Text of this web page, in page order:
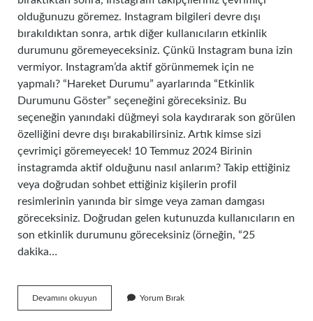
olduğunuzu göremez. Instagram bilgileri devre dışı
bırakıldıktan sonra, artık diğer kullanıcıların etkinlik
durumunu göremeyeceksiniz. Çünkü Instagram buna izin
vermiyor. Instagram’da aktif görünmemek için ne
yapmalı? “Hareket Durumu” ayarlarında “Etkinlik
Durumunu Göster” seçeneğini göreceksiniz. Bu
seçeneğin yanındaki düğmeyi sola kaydırarak son görülen
özelliğini devre dışı bırakabilirsiniz. Artık kimse sizi
çevrimiçi göremeyecek! 10 Temmuz 2024 Birinin
instagramda aktif olduğunu nasıl anlarım? Takip ettiğiniz
veya doğrudan sohbet ettiğiniz kişilerin profil
resimlerinin yanında bir simge veya zaman damgası
göreceksiniz. Doğrudan gelen kutunuzda kullanıcıların en
son etkinlik durumunu göreceksiniz (örneğin, “25
dakika…
Devamını okuyun
Kapatınca
Yorum Bırak